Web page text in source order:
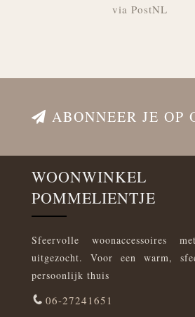
via PostNL
ABONNEER JE OP
WOONWINKEL
POMMELIENTJE
Sfeervolle woonaccessoires
uitgezocht. Voor een warm,
persoonlijk thuis
06-27241651